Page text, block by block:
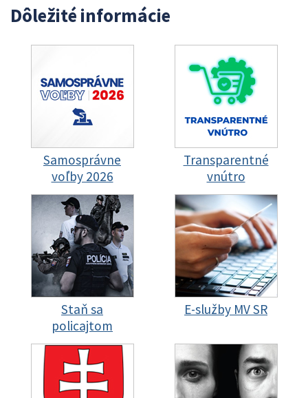
Dôležité informácie
Samosprávne
voľby 2026
Transparentné
vnútro
Staň sa
policajtom
E-služby MV SR